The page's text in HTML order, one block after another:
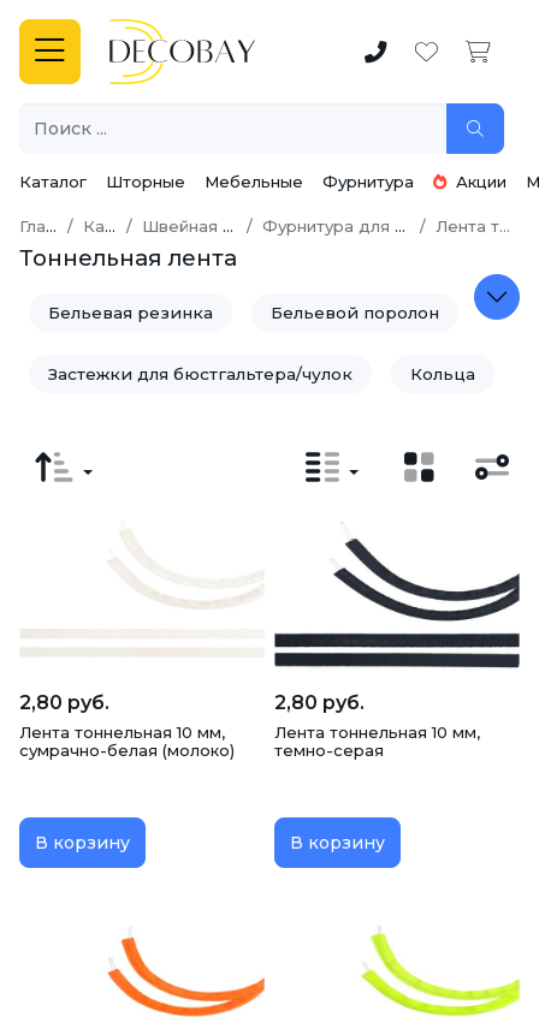
Каталог Шторные Мебельные Фурнитура Акции
Главная Каталог Швейная фурнитура Фурнитура для нижнего белья Лента тоннельная
Тоннельная лента
Бельевая резинка Бельевой поролон
Застежки для бюстгальтера/чулок Кольца
2,80 руб.
Лента тоннельная 10 мм,
сумрачно-белая (молоко)
В корзину
2,80 руб.
Лента тоннельная 10 мм,
темно-серая
В корзину